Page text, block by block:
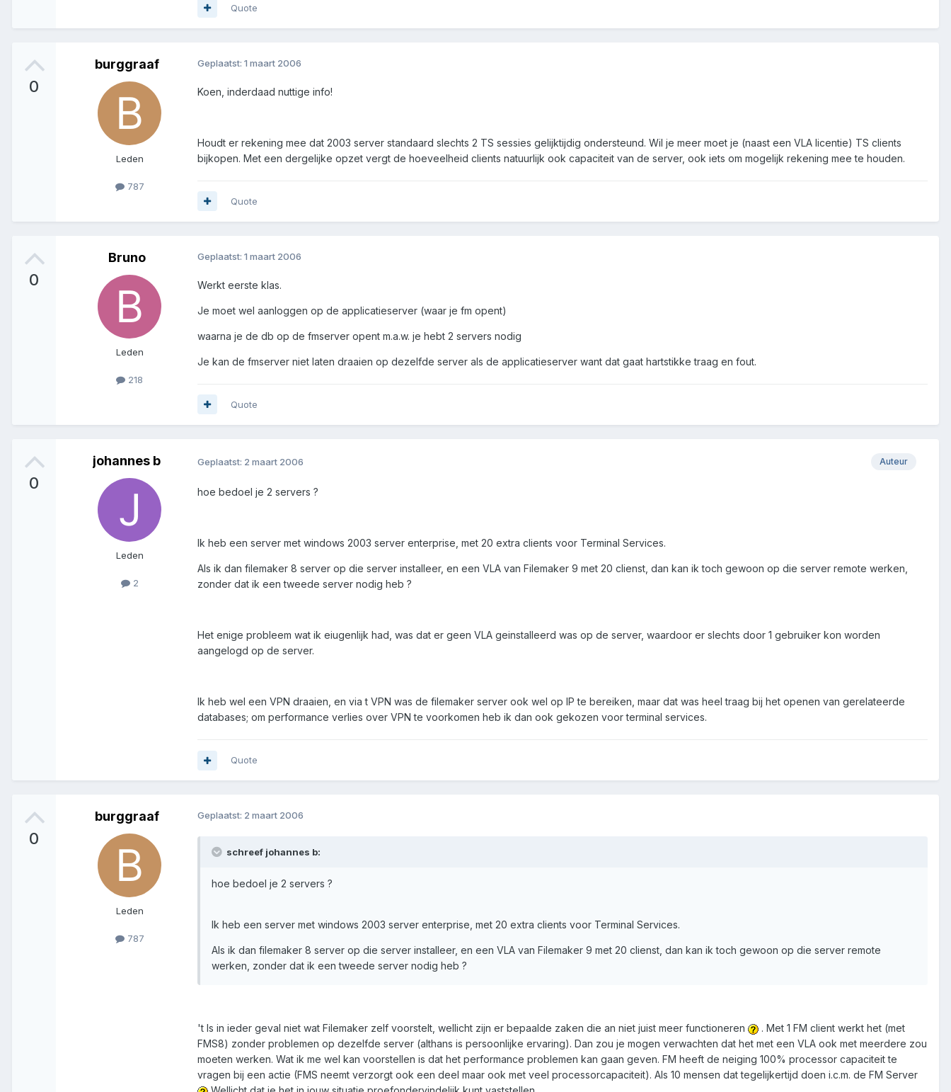
Quote
0
burggraaf
Leden
787
Geplaatst: 1 maart 2006
Koen, inderdaad nuttige info!
Houdt er rekening mee dat 2003 server standaard slechts 2 TS sessies gelijktijdig ondersteund. Wil je meer moet je (naast een VLA licentie) TS clients
bijkopen. Met een dergelijke opzet vergt de hoeveelheid clients natuurlijk ook capaciteit van de server, ook iets om mogelijk rekening mee te houden.
Quote
0
Bruno
Leden
218
Geplaatst: 1 maart 2006
Werkt eerste klas.
Je moet wel aanloggen op de applicatieserver (waar je fm opent)
waarna je de db op de fmserver opent m.a.w. je hebt 2 servers nodig
Je kan de fmserver niet laten draaien op dezelfde server als de applicatieserver want dat gaat hartstikke traag en fout.
Quote
0
johannes b
Leden
2
Auteur
Geplaatst: 2 maart 2006
hoe bedoel je 2 servers ?
Ik heb een server met windows 2003 server enterprise, met 20 extra clients voor Terminal Services.
Als ik dan filemaker 8 server op die server installeer, en een VLA van Filemaker 9 met 20 clienst, dan kan ik toch gewoon op die server remote werken,
zonder dat ik een tweede server nodig heb ?
Het enige probleem wat ik eiugenlijk had, was dat er geen VLA geinstalleerd was op de server, waardoor er slechts door 1 gebruiker kon worden
aangelogd op de server.
Ik heb wel een VPN draaien, en via t VPN was de filemaker server ook wel op IP te bereiken, maar dat was heel traag bij het openen van gerelateerde
databases; om performance verlies over VPN te voorkomen heb ik dan ook gekozen voor terminal services.
Quote
0
burggraaf
Leden
787
Geplaatst: 2 maart 2006
schreef johannes b:
hoe bedoel je 2 servers ?
Ik heb een server met windows 2003 server enterprise, met 20 extra clients voor Terminal Services.
Als ik dan filemaker 8 server op die server installeer, en een VLA van Filemaker 9 met 20 clienst, dan kan ik toch gewoon op die server remote
werken, zonder dat ik een tweede server nodig heb ?
't Is in ieder geval niet wat Filemaker zelf voorstelt, wellicht zijn er bepaalde zaken die an niet juist meer functioneren
. Met 1 FM client werkt het (met
FMS8) zonder problemen op dezelfde server (althans is persoonlijke ervaring). Dan zou je mogen verwachten dat het met een VLA ook met meerdere zou
moeten werken. Wat ik me wel kan voorstellen is dat het performance problemen kan gaan geven. FM heeft de neiging 100% processor capaciteit te
vragen bij een actie (FMS neemt verzorgt ook een deel maar ook met veel processorcapaciteit). Als 10 mensen dat tegelijkertijd doen i.c.m. de FM Server